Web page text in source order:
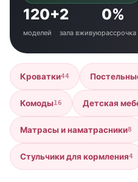
120+
моделей
2
зала вживую
0%
рассрочка
Кроватки44
Комоды16 Детская
Матрасы и наматрасники8
Стульчики для кормления4